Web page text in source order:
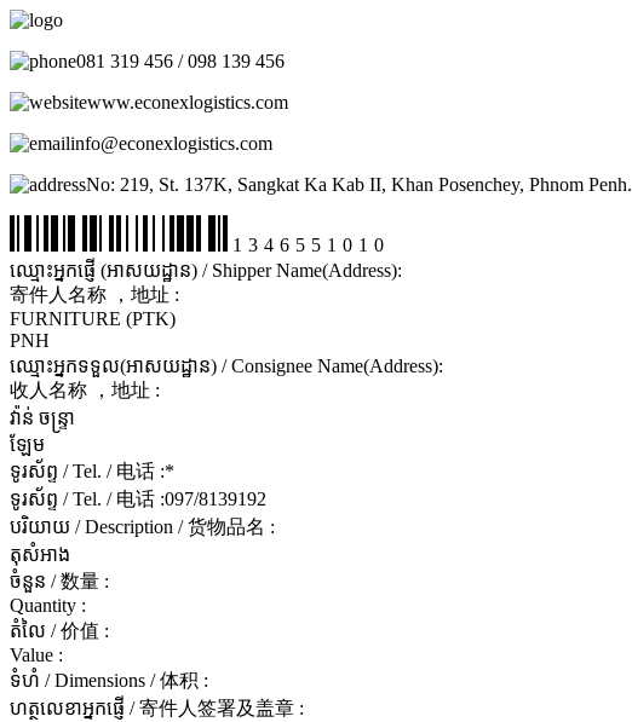
081 319 456 / 098 139 456
www.econexlogistics.com
info@econexlogistics.com
No: 219, St. 137K, Sangkat Ka Kab II, Khan Posenchey, Phnom Penh.
1346551010
ឈ្មោះអ្នកផ្ញើ (អាសយដ្ឋាន) / Shipper Name(Address):
寄件人名称 ，地址 :
FURNITURE (PTK)
PNH
ឈ្មោះអ្នកទទួល(អាសយដ្ឋាន) / Consignee Name(Address):
收人名称 ，地址 :
វ៉ាន់ ចន្ទ្រា
ឡែម
ទូរស័ព្ទ / Tel. / 电话 :*
ទូរស័ព្ទ / Tel. / 电话 :097/8139192
បរិយាយ / Description / 货物品名 :
តុសំអាង
ចំនួន / 数量 :
Quantity :
តំលៃ / 价值 :
Value :
ទំហំ / Dimensions / 体积 :
ហត្ថលេខាអ្នកផ្ញើ / 寄件人签署及盖章 :